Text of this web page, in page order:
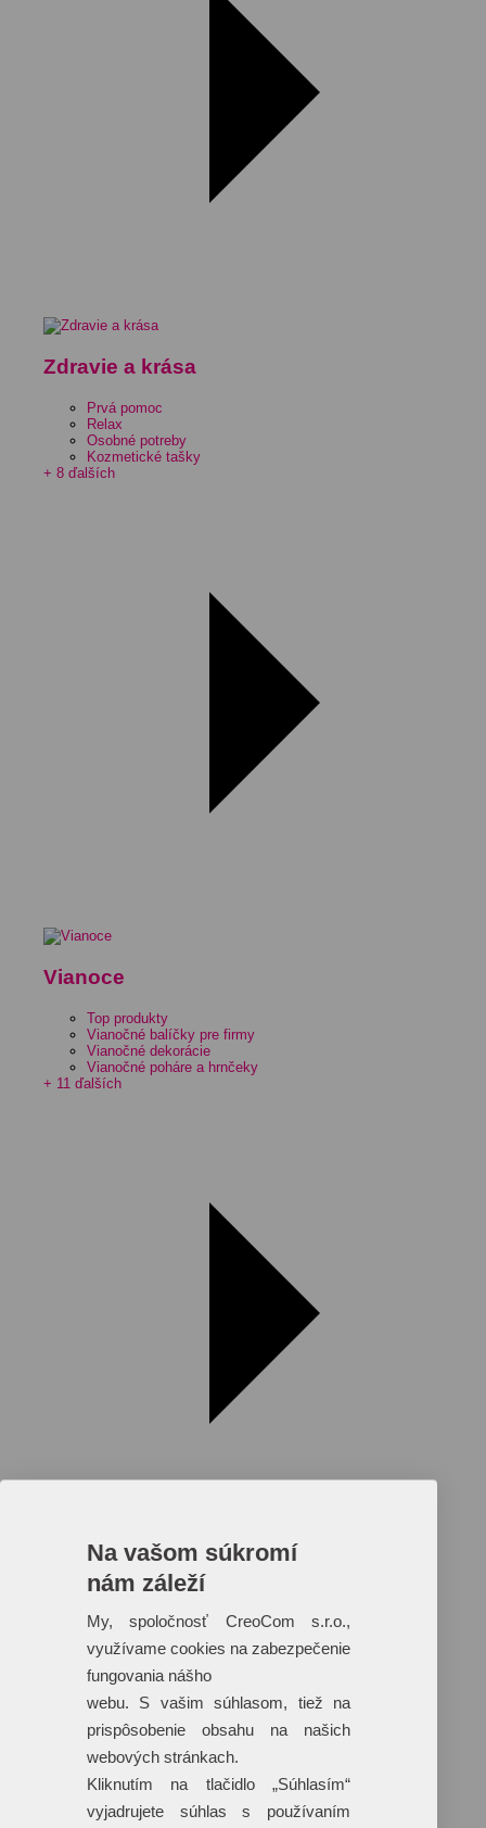
Zdravie a krása
Prvá pomoc
Relax
Osobné potreby
Kozmetické tašky
+ 8 ďalších
Vianoce
Top produkty
Vianočné balíčky pre firmy
Vianočné dekorácie
Vianočné poháre a hrnčeky
+ 11 ďalších
Reklamné predmety s plnofarebnou
potlačou
Dáždniky
Tašky
Hračky
Klobúky
Na vašom súkromí
nám záleží
My, spoločnosť CreoCom s.r.o.,
využívame cookies na zabezpečenie
fungovania nášho
webu. S vašim súhlasom, tiež na
prispôsobenie obsahu na našich
webových stránkach.
Kliknutím na tlačidlo „Súhlasím“
vyjadrujete súhlas s používaním